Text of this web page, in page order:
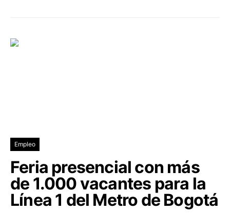
Empleo
Feria presencial con más
de 1.000 vacantes para la
Línea 1 del Metro de Bogotá